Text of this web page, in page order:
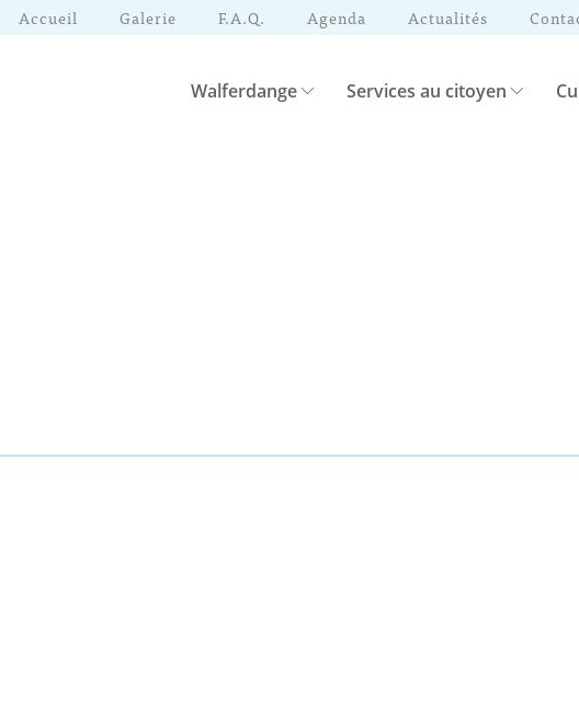
Accueil Galerie F.A.Q. Agenda Actualités
Walferdange Services au citoyen